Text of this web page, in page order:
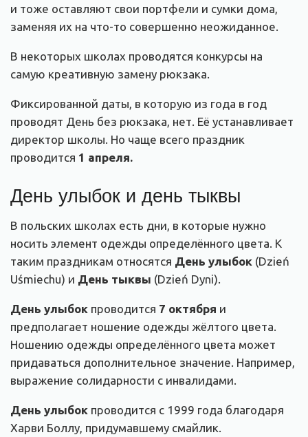
и тоже оставляют свои портфели и сумки дома,
заменяя их на что-то совершенно неожиданное.
В некоторых школах проводятся конкурсы на
самую креативную замену рюкзака.
Фиксированной даты, в которую из года в год
проводят День без рюкзака, нет. Её устанавливает
директор школы. Но чаще всего праздник
проводится 1 апреля.
День улыбок и день тыквы
В польских школах есть дни, в которые нужно
носить элемент одежды определённого цвета. К
таким праздникам относятся День улыбок (Dzień
Uśmiechu) и День тыквы (Dzień Dyni).
День улыбок проводится 7 октября и
предполагает ношение одежды жёлтого цвета.
Ношению одежды определённого цвета может
придаваться дополнительное значение. Например,
выражение солидарности с инвалидами.
День улыбок проводится с 1999 года благодаря
Харви Боллу, придумавшему смайлик.